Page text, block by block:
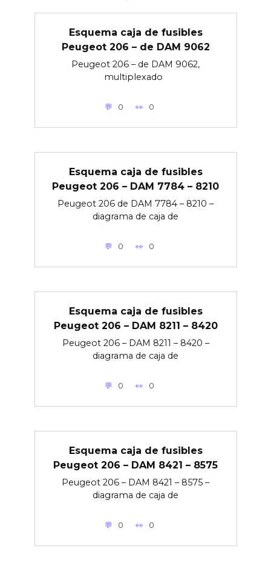
Esquema caja de fusibles
Peugeot 206 – de DAM 9062
Peugeot 206 – de DAM 9062,
multiplexado
0 0
Esquema caja de fusibles
Peugeot 206 – DAM 7784 – 8210
Peugeot 206 de DAM 7784 – 8210 –
diagrama de caja de
0 0
Esquema caja de fusibles
Peugeot 206 – DAM 8211 – 8420
Peugeot 206 – DAM 8211 – 8420 –
diagrama de caja de
0 0
Esquema caja de fusibles
Peugeot 206 – DAM 8421 – 8575
Peugeot 206 – DAM 8421 – 8575 –
diagrama de caja de
0 0